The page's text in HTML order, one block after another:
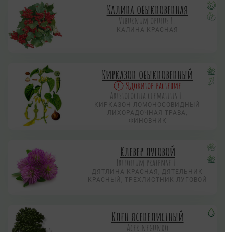
Калина обыкновенная
Viburnum opulus L.
КАЛИНА КРАСНАЯ
Кирказон обыкновенный
Ядовитое растение
Aristolochia clematitis L.
КИРКАЗОН ЛОМОНОСОВИДНЫЙ
ЛИХОРАДОЧНАЯ ТРАВА,
ФИНОВНИК
Клевер луговой
Trifolium pratense L.
ДЯТЛИНА КРАСНАЯ, ДЯТЕЛЬНИК
КРАСНЫЙ, ТРЕХЛИСТНИК ЛУГОВОЙ
Клен ясенелистный
Acer negundo